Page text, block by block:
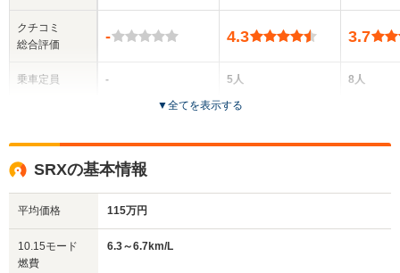
クチコミ
総合評価
乗車定員
サイズ
(全長x全幅x全高)
-
-
全幅
-m
4.3
5人
5ドア
3.7
8人
▼全てを表示する
SRXの基本情報
平均価格 115万円
10.15モード
燃費
6.3～6.7km/L